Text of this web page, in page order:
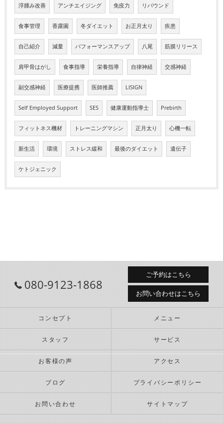
浮腫み改善 アンチエイジング 免疫力 リバウンド
食事管理 香露園 冬ダイエット お正月太り 疾患
自己紹介 減量 パフォーマンスアップ 八尾 筋膜リリース
肩甲骨はがし 食事指導 栄養指導 自律神経 交感神経
副交感神経 医療提携 医師推薦 LISIGN
Self Employed Support SES 健康運動指導士 Prebirth
フィットネス機材 トレーニングマシン 正月太り 心機一転
新生活 環境 ストレス緩和 最後のダイエット 遺伝子
ケトジェニック
080-9123-1868
ご予約はこちら
お問い合わせはこちら
コンセプト メニュー
スタッフ サービス
お客様の声 アクセス
ブログ プライバシーポリシー
お問い合わせ サイトマップ